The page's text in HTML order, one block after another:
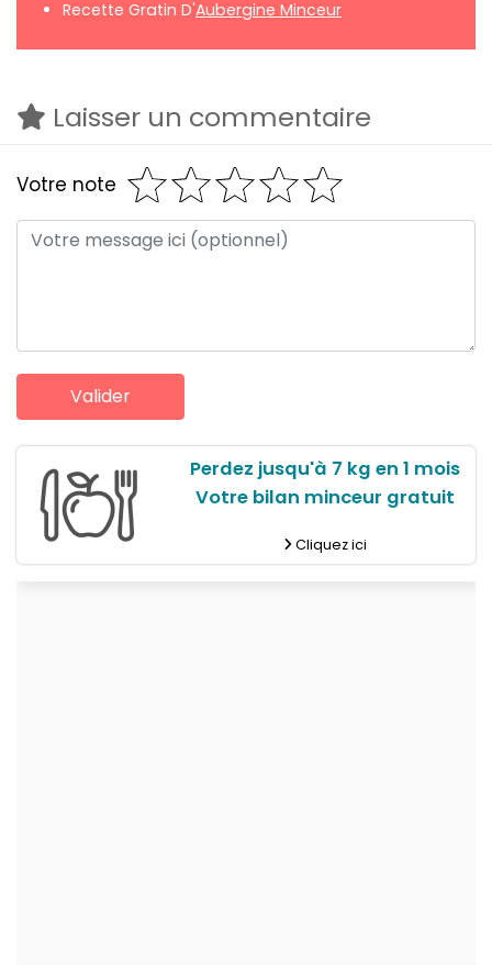
Recette Gratin D'Aubergine Minceur
Laisser un commentaire
Votre note
Perdez jusqu'à 7 kg en 1 mois
Votre bilan minceur gratuit
Cliquez ici